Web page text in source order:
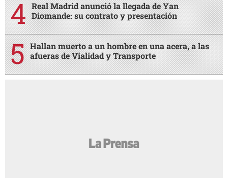
Real Madrid anunció la llegada de Yan
Diomande: su contrato y presentación
Hallan muerto a un hombre en una acera, a las
afueras de Vialidad y Transporte